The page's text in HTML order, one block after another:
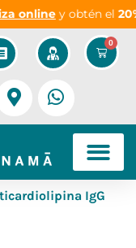
onliney obtén el
0
IgG